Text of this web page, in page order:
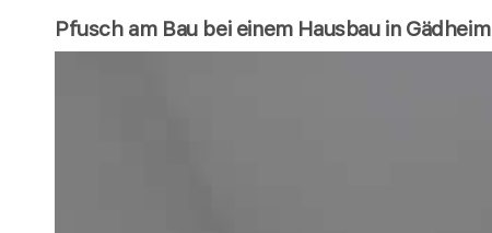
Pfusch am Bau bei einem Hausbau in Gädheim